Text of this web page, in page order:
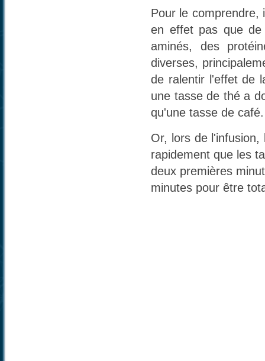
Pour le comprendre,
en effet pas que de
aminés, des
diverses,
de ralentir l'effet de
une tasse de thé a
qu'une tasse de café.
Or, lors de
rapidement que les
deux premières
minutes pour être